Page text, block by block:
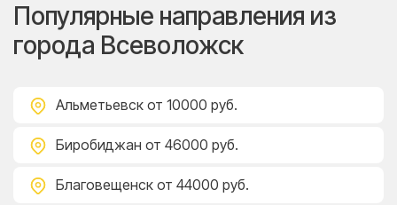
Популярные направления из
города Всеволожск
Альметьевск от 10000 руб.
Биробиджан от 46000 руб.
Благовещенск от 44000 руб.